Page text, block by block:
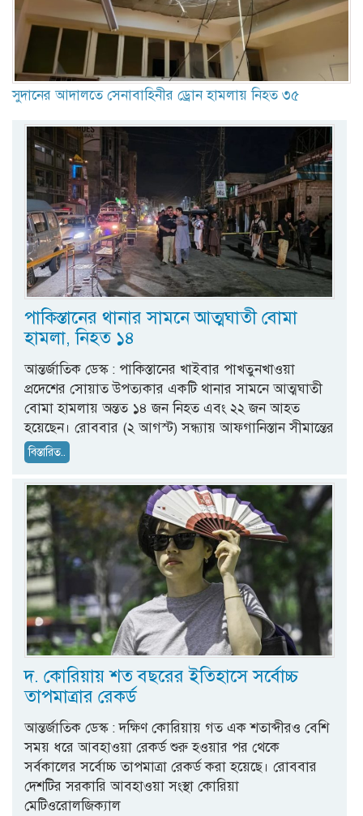
সুদানের আদালতে সেনাবাহিনীর ড্রোন হামলায় নিহত ৩৫
পাকিস্তানের থানার সামনে আত্মঘাতী বোমা
হামলা, নিহত ১৪
আন্তর্জাতিক ডেস্ক : পাকিস্তানের খাইবার পাখতুনখাওয়া
প্রদেশের সোয়াত উপত্যকার একটি থানার সামনে আত্মঘাতী
বোমা হামলায় অন্তত ১৪ জন নিহত এবং ২২ জন আহত
হয়েছেন। রোববার (২ আগস্ট) সন্ধ্যায় আফগানিস্তান সীমান্তের
বিস্তারিত..
দ. কোরিয়ায় শত বছরের ইতিহাসে সর্বোচ্চ
তাপমাত্রার রেকর্ড
আন্তর্জাতিক ডেস্ক : দক্ষিণ কোরিয়ায় গত এক শতাব্দীরও বেশি
সময় ধরে আবহাওয়া রেকর্ড শুরু হওয়ার পর থেকে
সর্বকালের সর্বোচ্চ তাপমাত্রা রেকর্ড করা হয়েছে। রোববার
দেশটির সরকারি আবহাওয়া সংস্থা কোরিয়া
মেটিওরোলজিক্যাল